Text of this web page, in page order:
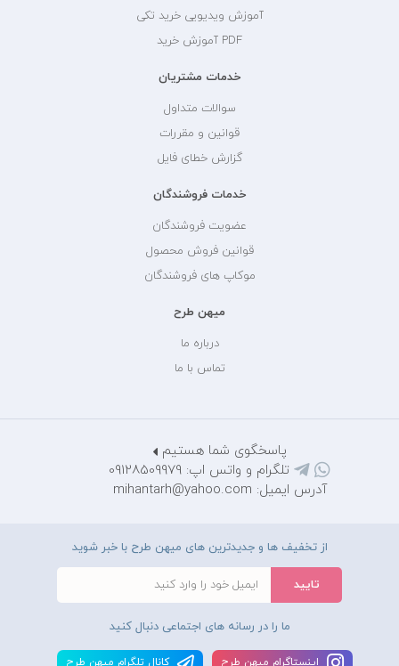
آموزش ویدیویی خرید تکی
PDF آموزش خرید
خدمات مشتریان
سوالات متداول
قوانین و مقررات
گزارش خطای فایل
خدمات فروشندگان
عضویت فروشندگان
قوانین فروش محصول
موکاپ های فروشندگان
میهن طرح
درباره ما
تماس با ما
پاسخگوی شما هستیم
تلگرام و واتس اپ: 09128509979
آدرس ایمیل: mihantarh@yahoo.com
از تخفیف ها و جدیدترین های میهن طرح با خبر شوید
ما را در رسانه های اجتماعی دنبال کنید
اينستاگرام ميهن طرح کانال تلگرام ميهن طرح